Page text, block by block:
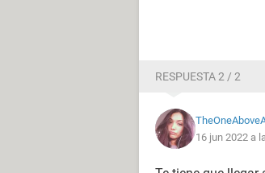
RESPUESTA 2 / 2
16 jun 2022 a